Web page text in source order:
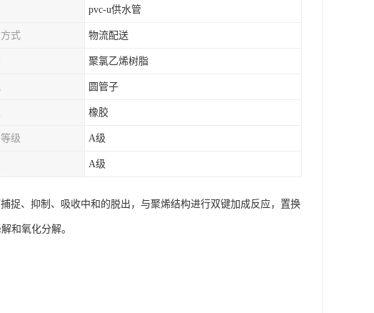
pvc-u供水管
式 物流配送
聚氯乙烯树脂
圆管子
橡胶
级 A级
A级
捉、抑制、吸收中和的脱出，与聚烯结构进行双键加成反应，置换
和氧化分解。